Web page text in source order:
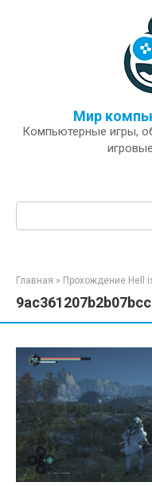
Мир
Компьютерные игры,
Поиск:
Главная » Прохождение Hell